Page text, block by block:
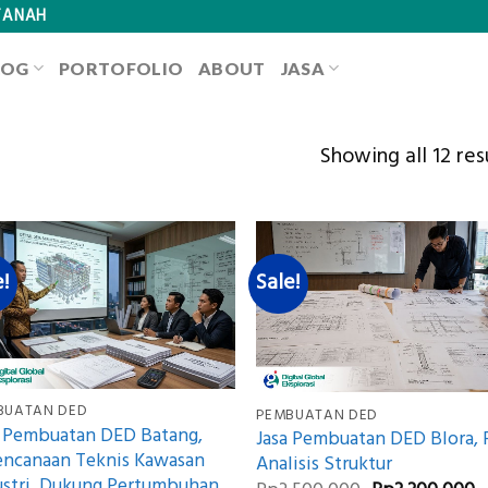
PORTOFOLIO ABOUT JASA
Showing all 12
DED
Pembuatan DED Batang,
Teknis Kawasan
Sale!
PEMBUATAN DED
Jasa Pembuatan DED Blora,
Analisis Struktur